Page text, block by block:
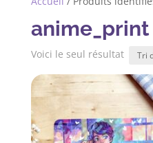
anime_print
Voici le seul résultat